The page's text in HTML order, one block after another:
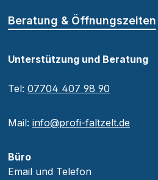
Beratung & Öffnungszeiten
Unterstützung und Beratung
Tel: 07704 407 98 90
Mail: info@profi-faltzelt.de
Büro
Email und Telefon